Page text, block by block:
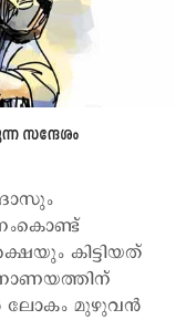
സന്ദേശം
കിട്ടിയത്
ലോകം മുഴുവന്‍